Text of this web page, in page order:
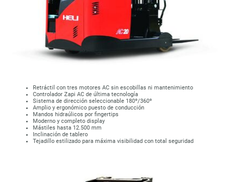
Retráctil con tres motores AC sin escobillas ni mantenimiento
Controlador Zapi AC de última tecnología
Sistema de dirección seleccionable 180º/360º
Amplio y ergonómico puesto de conducción
Mandos hidraúlicos por fingertips
Moderno y completo display
Mástiles hasta 12.500 mm
Inclinación de tablero
Tejadillo estilizado para máxima visibilidad con total seguridad